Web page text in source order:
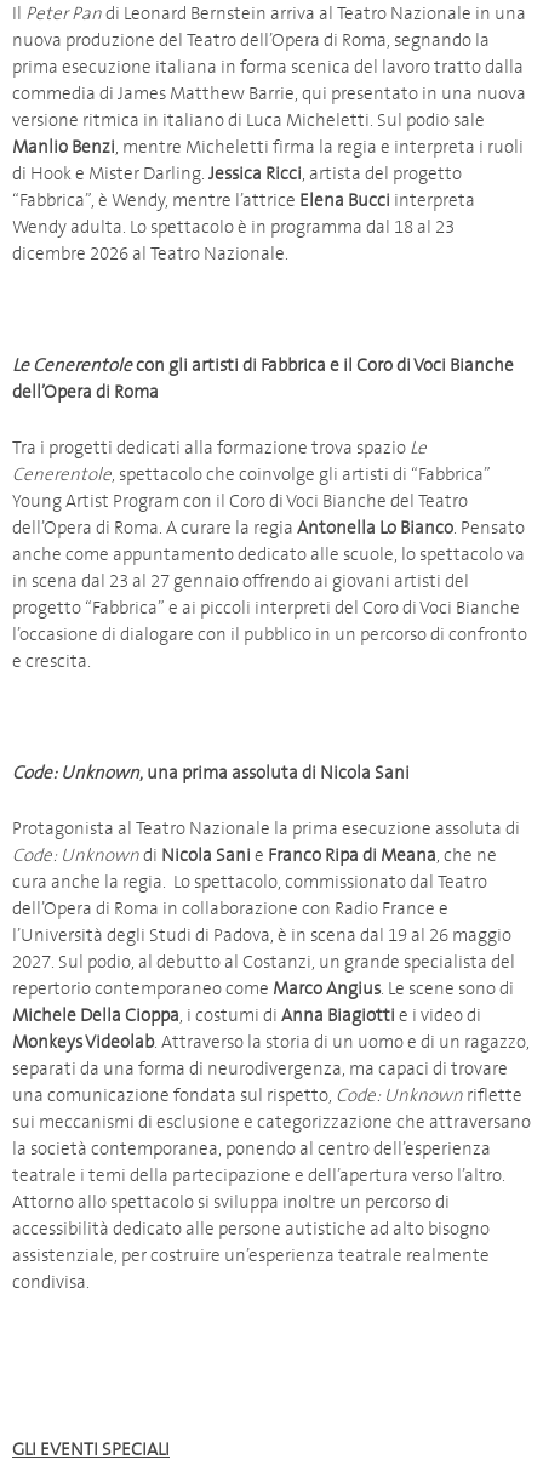
Il Peter Pandi Leonard Bernstein arriva al Teatro Nazionale in una
nuova produzione del Teatro dell’Opera di Roma, segnando la
prima esecuzione italiana in forma scenica del lavoro tratto dalla
commedia di James Matthew Barrie, qui presentato in una nuova
versione ritmica in italiano di Luca Micheletti. Sul podio sale
Manlio Benzi, mentre Micheletti firma la regia e interpreta i ruoli
di Hook e Mister Darling. Jessica Ricci, artista del progetto
“Fabbrica”, è Wendy, mentre l’attrice Elena Bucci interpreta
Wendy adulta. Lo spettacolo è in programma dal 18 al 23
dicembre 2026 al Teatro Nazionale.
Le Cenerentolecon gli artisti di Fabbrica e il Coro di Voci Bianche
dell’Opera di Roma
Tra i progetti dedicati alla formazione trova spazio Le
Cenerentole, spettacolo che coinvolge gli artisti di “Fabbrica”
Young Artist Program con il Coro di Voci Bianche del Teatro
dell’Opera di Roma. A curare la regia Antonella Lo Bianco. Pensato
anche come appuntamento dedicato alle scuole, lo spettacolo va
in scena dal 23 al 27 gennaio offrendo ai giovani artisti del
progetto “Fabbrica” e ai piccoli interpreti del Coro di Voci Bianche
l’occasione di dialogare con il pubblico in un percorso di confronto
e crescita.
Code: Unknown, una prima assoluta di Nicola Sani
Protagonista al Teatro Nazionale la prima esecuzione assoluta di
Code: Unknowndi Nicola Sani e Franco Ripa di Meana, che ne
cura anche la regia. Lo spettacolo, commissionato dal Teatro
dell’Opera di Roma in collaborazione con Radio France e
l’Università degli Studi di Padova, è in scena dal 19 al 26 maggio
2027. Sul podio, al debutto al Costanzi, un grande specialista del
repertorio contemporaneo come Marco Angius. Le scene sono di
Michele Della Cioppa, i costumi di Anna Biagiotti e i video di
Monkeys Videolab. Attraverso la storia di un uomo e di un ragazzo,
separati da una forma di neurodivergenza, ma capaci di trovare
una comunicazione fondata sul rispetto, Code: Unknown riflette
sui meccanismi di esclusione e categorizzazione che attraversano
la società contemporanea, ponendo al centro dell’esperienza
teatrale i temi della partecipazione e dell’apertura verso l’altro.
Attorno allo spettacolo si sviluppa inoltre un percorso di
accessibilità dedicato alle persone autistiche ad alto bisogno
assistenziale, per costruire un’esperienza teatrale realmente
condivisa.
GLI EVENTI SPECIALI